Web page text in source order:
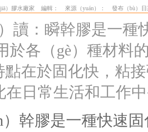
）膠水廠家 編輯： 來源（yuán）： 發布（bù）
讀：瞬幹膠是一種
於各（gè）種材
點在於固化快，粘
在日常生活和工作
）幹膠是一種快速